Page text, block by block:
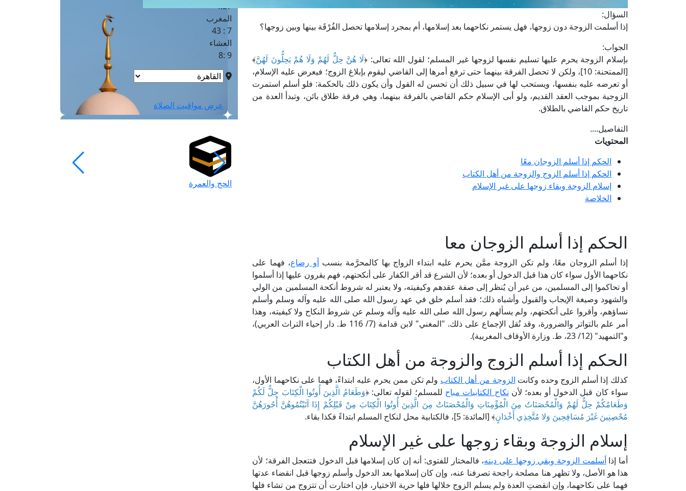
السؤال:
إذا أسلمت الزوجة دون زوجها، فهل يستمر نكاحهما بعد إسلامها، أم بمجرد إسلامها تحصل الفُرْقَة بينها وبين زوجها؟
الجواب:
بإسلام الزوجة يحرم عليها تسليم نفسها لزوجها غير المسلم؛ لقول الله تعالى: ﴿لَا هُنَّ حِلٌّ لَهُمْ وَلَا هُمْ يَحِلُّونَ لَهُنَّ﴾
[الممتحنة: 10]، ولكن لا تحصل الفرقة بينهما حتى ترفع أمرها إلى القاضي ليقوم بإبلاغ الزوج؛ فيعرض عليه الإسلام،
أو تعرضه عليه بنفسها، ويستحب لها في سبيل ذلك أن تحسن له القول وأن يكون ذلك بالحكمة: فلو أسلم استمرت
الزوجية بموجب العقد القديم، ولو أبى الإسلام حكم القاضي بالفرقة بينهما، وهي فرقة طلاق بائن، وتبدأ العدة من
تاريخ حكم القاضي بالطلاق.
التفاصيل....
المحتويات
الحكم إذا أسلم الزوجان معًا
الحكم إذا أسلم الزوج والزوجة من أهل الكتاب
إسلام الزوجة وبقاء زوجها على غير الإسلام
الخلاصة
الحكم إذا أسلم الزوجان معا
إذا أسلم الزوجان معًا، ولم تكن الزوجة ممَّن يحرم عليه ابتداء الزواج بها كالمحرَّمة بنسبأو رضاع، فهما على
نكاحهما الأول سواء كان هذا قبل الدخول أو بعده؛ لأن الشرع قد أقر الكفار على أنكحتهم، فهم يقرون عليها إذا أسلموا
أو تحاكموا إلى المسلمين، من غير أن يُنظر إلى صفة عقدهم وكيفيته، ولا يعتبر له شروط أنكحة المسلمين من الولي
والشهود وصيغة الإيجاب والقبول وأشباه ذلك؛ فقد أسلم خلق في عهد رسول الله صلى الله عليه وآله وسلم وأسلم
نساؤهم، وأقروا على أنكحتهم، ولم يسألهم رسول الله صلى الله عليه وآله وسلم عن شروط النكاح ولا كيفيته، وهذا
أمر علم بالتواتر والضرورة، وقد نُقل الإجماع على ذلك. "المغني" لابن قدامة (7/ 116 ط. دار إحياء التراث العربي)،
و"التمهيد" (12/ 23، ط. وزارة الأوقاف المغربية).
الحكم إذا أسلم الزوج والزوجة من أهل الكتاب
كذلك إذا أسلم الزوج وحده وكانت الزوجة من أهل الكتاب ولم تكن ممن يحرم عليه ابتداءً، فهما على نكاحهما الأول،
سواء كان قبل الدخول أو بعده؛ لأن نكاح الكتابيات مباح للمسلم؛ لقوله تعالى: ﴿وَطَعَامُ الَّذِينَ أُوتُوا الْكِتَابَ حِلٌّ لَكُمْ
وَطَعَامُكُمْ حِلٌّ لَهُمْ وَالْمُحْصَنَاتُ مِنَ الْمُؤْمِنَاتِ وَالْمُحْصَنَاتُ مِنَ الَّذِينَ أُوتُوا الْكِتَابَ مِنْ قَبْلِكُمْ إِذَا آتَيْتُمُوهُنَّ أُجُورَهُنَّ
مُحْصِنِينَ غَيْرَ مُسَافِحِينَ وَلا مُتَّخِذِي أَخْدَانٍ﴾ [المائدة: 5]، فالكتابية محل لنكاح المسلم ابتداءً فكذا بقاء.
إسلام الزوجة وبقاء زوجها على غير الإسلام
أما إذاأسلمت الزوجة وبقي زوجها على دينه، فالمختار للفتوى: أنه إن كان إسلامها قبل الدخول فتتعجل الفرقة؛ لأن
هذا هو الأصل، ولا تظهر هنا مصلحة راجحة تصرفنا عنه، وإن كان إسلامها بعد الدخول وأسلم زوجها قبل انقضاء عدتها
فهما على نكاحهما، وإن انقضتِ العدة ولم يسلم الزوج خلالها فلها حرية الاختيار، فإن اختارت أن تتزوج من تشاء فلها
4:37
المغرب
7 : 43
العشاء
9 :8
عرض مواقيت الصلاة
الحج والعمرة